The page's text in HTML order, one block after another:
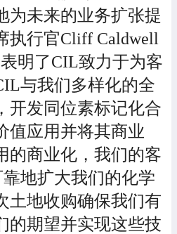
为未来的业务扩张提
执行官Cliff Caldwell
明了CIL致力于为客
与我们多样化的全
开发同位素标记化合
值应用并将其商业
的商业化，我们的客
地扩大我们的化学
土地收购确保我们有
的期望并实现这些技